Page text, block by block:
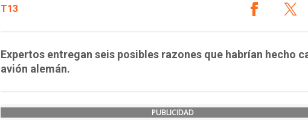
T13
Expertos entregan seis posibles razones que habrían hecho
avión alemán.
PUBLICIDAD